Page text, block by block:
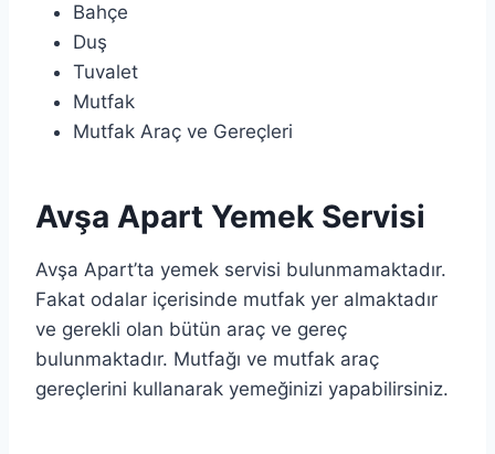
Bahçe
Duş
Tuvalet
Mutfak
Mutfak Araç ve Gereçleri
Avşa Apart Yemek Servisi
Avşa Apart’ta yemek servisi bulunmamaktadır.
Fakat odalar içerisinde mutfak yer almaktadır
ve gerekli olan bütün araç ve gereç
bulunmaktadır. Mutfağı ve mutfak araç
gereçlerini kullanarak yemeğinizi yapabilirsiniz.